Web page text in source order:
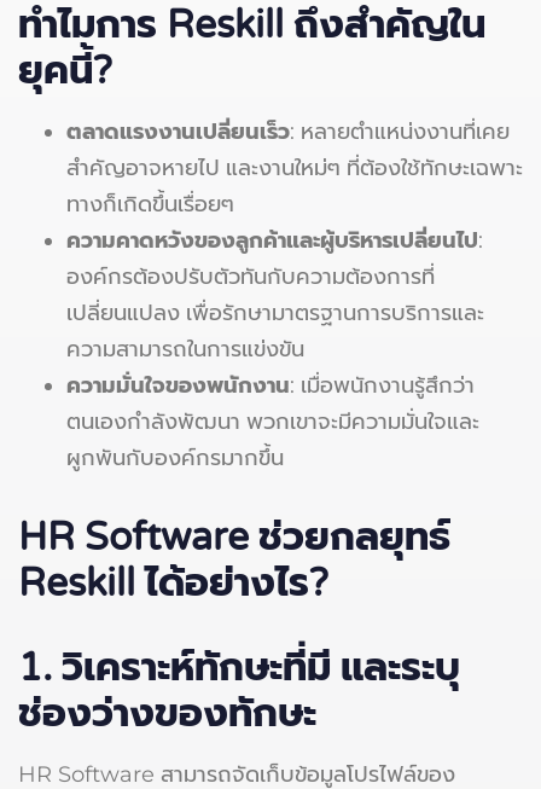
ทำไมการ Reskill ถึงสำคัญใน
ยุคนี้?
ตลาดแรงงานเปลี่ยนเร็ว: หลายตำแหน่งงานที่เคย
สำคัญอาจหายไป และงานใหม่ๆ ที่ต้องใช้ทักษะเฉพาะ
ทางก็เกิดขึ้นเรื่อยๆ
ความคาดหวังของลูกค้าและผู้บริหารเปลี่ยนไป:
องค์กรต้องปรับตัวทันกับความต้องการที่
เปลี่ยนแปลง เพื่อรักษามาตรฐานการบริการและ
ความสามารถในการแข่งขัน
ความมั่นใจของพนักงาน: เมื่อพนักงานรู้สึกว่า
ตนเองกำลังพัฒนา พวกเขาจะมีความมั่นใจและ
ผูกพันกับองค์กรมากขึ้น
HR Software ช่วยกลยุทธ์
Reskillได้อย่างไร?
1. วิเคราะห์ทักษะที่มี และระบุ
ช่องว่างของทักษะ
HR Software สามารถจัดเก็บข้อมูลโปรไฟล์ของ